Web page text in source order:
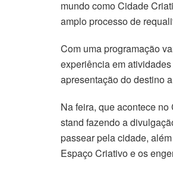
mundo como Cidade
amplo processo de
Com uma programação
experiência em
apresentação do destino
Na feira, que acontece
stand fazendo a
passear pela cidade,
Espaço Criativo e os